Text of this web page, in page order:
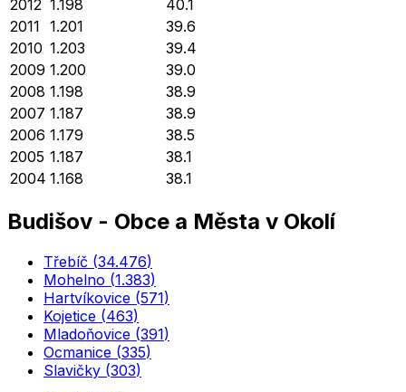
2012 1.198
40.1
2011 1.201
39.6
2010 1.203
39.4
2009 1.200
39.0
2008 1.198
38.9
2007 1.187
38.9
2006 1.179
38.5
2005 1.187
38.1
2004 1.168 38.1
Budišov - Obce a Města v Okolí
Třebíč (34.476)
Mohelno (1.383)
Hartvíkovice (571)
Kojetice (463)
Mladoňovice (391)
Ocmanice (335)
Slavičky (303)